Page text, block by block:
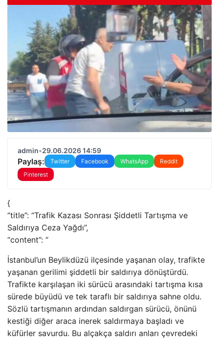
admin•29.06.2026 14:59
Paylaş: Twitter Facebook WhatsApp
Reddit
Pinterest
{
“title”: “Trafik Kazası Sonrası Şiddetli Tartışma ve
Saldırıya Ceza Yağdı”,
“content”: “
İstanbul’un Beylikdüzü ilçesinde yaşanan olay, trafikte
yaşanan gerilimi şiddetli bir saldırıya dönüştürdü.
Trafikte karşılaşan iki sürücü arasındaki tartışma kısa
sürede büyüdü ve tek taraflı bir saldırıya sahne oldu.
Sözlü tartışmanın ardından saldırgan sürücü, önünü
kestiği diğer araca inerek saldırmaya başladı ve
küfürler savurdu. Bu alçakça saldırı anları çevredeki